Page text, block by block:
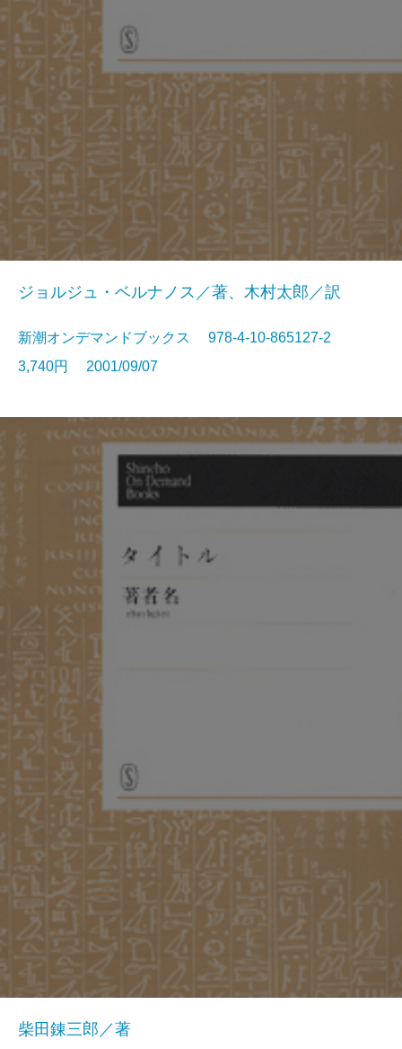
ジョルジュ・ベルナノス／著、木村太郎／訳
新潮オンデマンドブックス 978-4-10-865127-2
3,740円 2001/09/07
柴田錬三郎／著